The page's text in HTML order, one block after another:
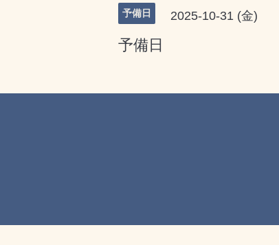
予備日 2025-10-31 (金)
予備日